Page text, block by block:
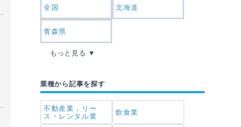
全国 北海道
青森県
もっと見る
業種から記事を探す
不動産業，リー
ス・レンタル業
飲食業